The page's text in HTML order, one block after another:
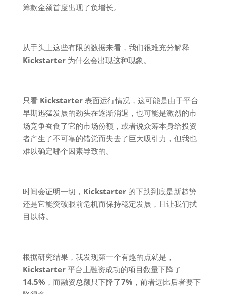
筹款金额首度出现了负增长。
从手头上这些有限的数据来看，我们很难充分解释
Kickstarter为什么会出现这种现象。
只看 Kickstarter表面运行情况，这可能是由于平台
早期迅猛发展的劲头在逐渐消退，也可能是激烈的市
场竞争蚕食了它的市场份额，或者说众筹本身给投资
者产生了不可靠的错觉而失去了巨大吸引力，但我也
难以确定哪个因素导致的。
时间会证明一切， Kickstarter的下跌到底是新趋势
还是它能突破眼前危机而保持稳定发展，且让我们拭
目以待。
根据研究结果，我发现第一个有趣的点就是，
Kickstarter平台上融资成功的项目数量下降了
14.5% ，而融资总额只下降了7% ，前者远比后者要下